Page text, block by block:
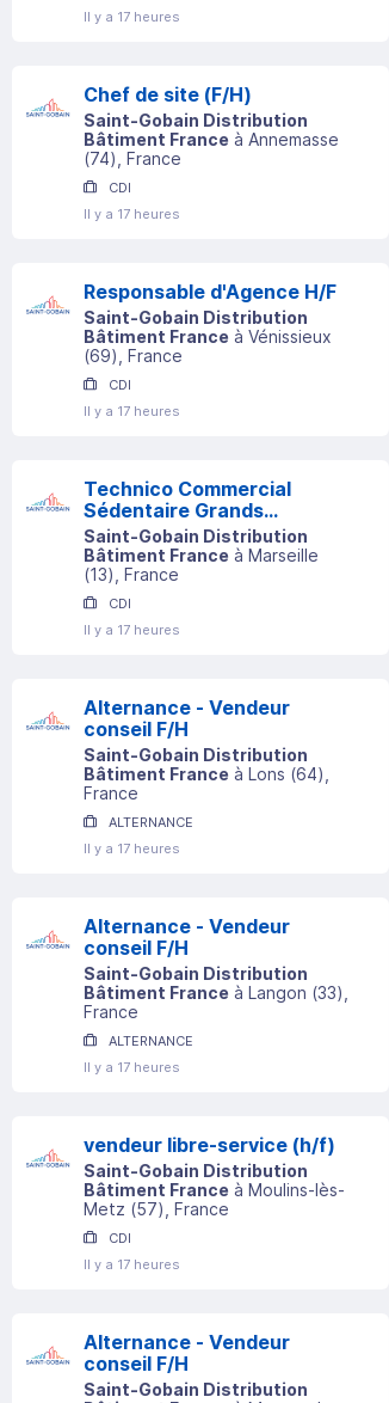
Il y a 17 heures
Chef de site (F/H)
Saint-Gobain Distribution
Bâtiment France à Annemasse
(74) , France
CDI
Il y a 17 heures
Responsable d'Agence H/F
Saint-Gobain Distribution
Bâtiment France à Vénissieux
(69) , France
CDI
Il y a 17 heures
Technico Commercial
Sédentaire Grands
Comptes (h/f)
Saint-Gobain Distribution
Bâtiment France à Marseille
(13) , France
CDI
Il y a 17 heures
Alternance - Vendeur
conseil F/H
Saint-Gobain Distribution
Bâtiment France à Lons (64)
France
ALTERNANCE
Il y a 17 heures
Alternance - Vendeur
conseil F/H
Saint-Gobain Distribution
Bâtiment France à Langon (33)
France
ALTERNANCE
Il y a 17 heures
vendeur libre-service (h/f)
Saint-Gobain Distribution
Bâtiment France à Moulins-lès-
Metz (57) , France
CDI
Il y a 17 heures
Alternance - Vendeur
conseil F/H
Saint-Gobain Distribution